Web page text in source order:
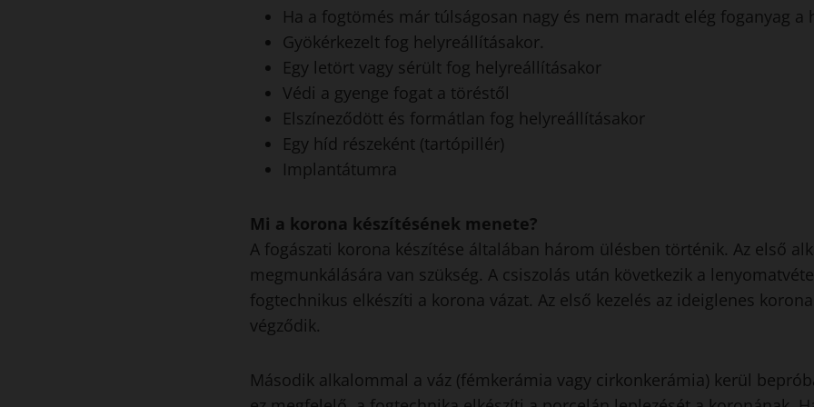
Ha a fogtömés már túlságosan nagy és nem maradt elég foganyag a
Gyökérkezelt fog helyreállításakor.
Egy letört vagy sérült fog helyreállításakor
Védi a gyenge fogat a töréstől
Elszíneződött és formátlan fog helyreállításakor
Egy híd részeként (tartópillér)
Implantátumra
Mi a korona készítésének menete?
A fogászati korona készítése általában három ülésben történik. Az első
megmunkálására van szükség. A csiszolás után következik a
fogtechnikus elkészíti a korona vázat. Az első kezelés az ideiglenes
végződik.
Második alkalommal a váz (fémkerámia vagy cirkonkerámia) kerül